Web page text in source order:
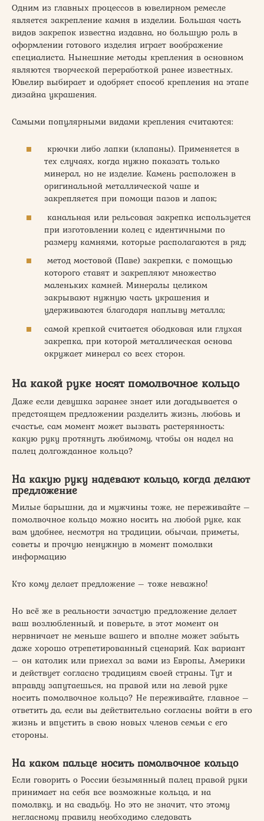
Одним из главных процессов в ювелирном ремесле
является закрепление камня в изделии. Большая часть
видов закрепок известна издавна, но большую роль в
оформлении готового изделия играет воображение
специалиста. Нынешние методы крепления в основном
являются творческой переработкой ранее известных.
Ювелир выбирает и одобряет способ крепления на этапе
дизайна украшения.
Самыми популярными видами крепления считаются:
крючки либо лапки (клапаны). Применяется в
тех случаях, когда нужно показать только
минерал, но не изделие. Камень расположен в
оригинальной металлической чаше и
закрепляется при помощи пазов и лапок;
канальная или рельсовая закрепка используется
при изготовлении колец с идентичными по
размеру камнями, которые располагаются в ряд;
метод мостовой (Паве) закрепки, с помощью
которого ставят и закрепляют множество
маленьких камней. Минералы целиком
закрывают нужную часть украшения и
удерживаются благодаря наплыву металла;
самой крепкой считается ободковая или глухая
закрепка, при которой металлическая основа
окружает минерал со всех сторон.
На какой руке носят помолвочное кольцо
Даже если девушка заранее знает или догадывается о
предстоящем предложении разделить жизнь, любовь и
счастье, сам момент может вызвать растерянность:
какую руку протянуть любимому, чтобы он надел на
палец долгожданное кольцо?
На какую руку надевают кольцо, когда делают
предложение
Милые барышни, да и мужчины тоже, не переживайте –
помолвочное кольцо можно носить на любой руке, как
вам удобнее, несмотря на традиции, обычаи, приметы,
советы и прочую ненужную в момент помолвки
информацию
Кто кому делает предложение – тоже неважно!
Но всё же в реальности зачастую предложение делает
ваш возлюбленный, и поверьте, в этот момент он
нервничает не меньше вашего и вполне может забыть
даже хорошо отрепетированный сценарий. Как вариант
– он католик или приехал за вами из Европы, Америки
и действует согласно традициям своей страны. Тут и
вправду запутаешься, на правой или на левой руке
носить помолвочное кольцо? Не переживайте, главное –
ответить да, если вы действительно согласны войти в его
жизнь и впустить в свою новых членов семьи с его
стороны.
На каком пальце носить помолвочное кольцо
Если говорить о России безымянный палец правой руки
принимает на себя все возможные кольца, и на
помолвку, и на свадьбу. Но это не значит, что этому
негласному правилу необходимо следовать